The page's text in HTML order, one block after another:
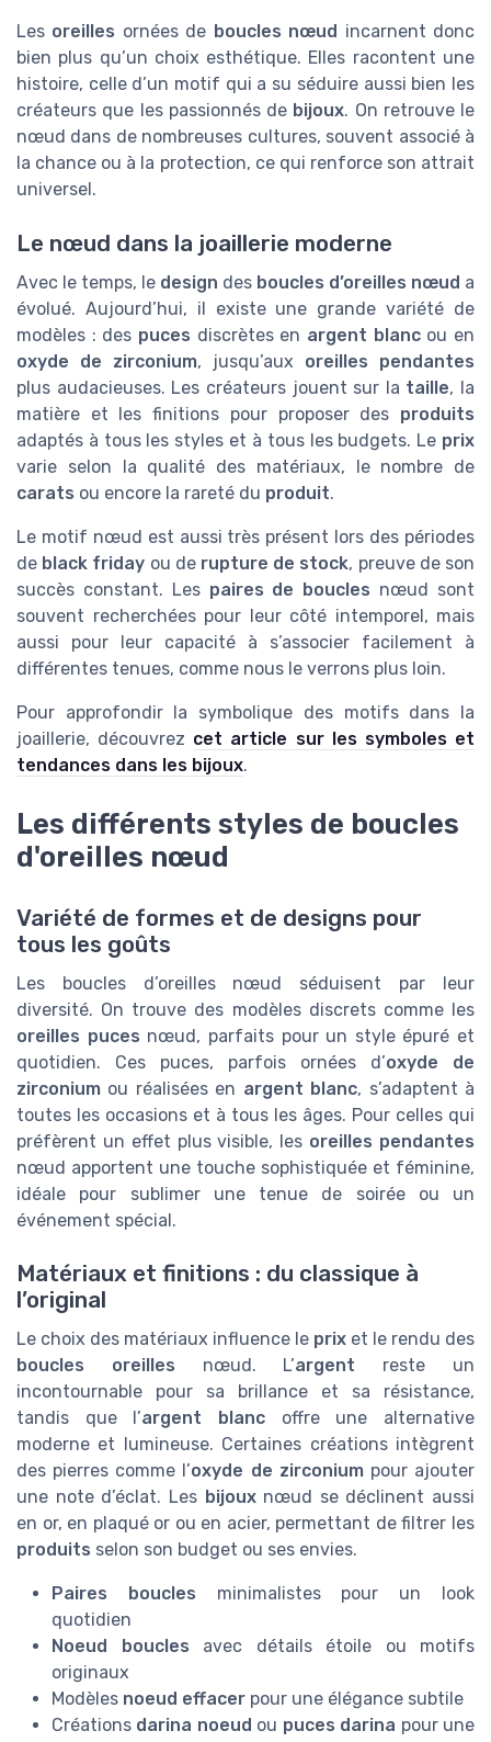
Les oreilles ornées de boucles nœud incarnent donc
bien plus qu’un choix esthétique. Elles racontent une
histoire, celle d’un motif qui a su séduire aussi bien les
créateurs que les passionnés de bijoux. On retrouve le
nœud dans de nombreuses cultures, souvent associé à
la chance ou à la protection, ce qui renforce son attrait
universel.
Le nœud dans la joaillerie moderne
Avec le temps, le design des boucles d’oreilles nœud a
évolué. Aujourd’hui, il existe une grande variété de
modèles : des puces discrètes en argent blancou en
oxyde de zirconium, jusqu’aux oreilles pendantes
plus audacieuses. Les créateurs jouent sur la taille, la
matière et les finitions pour proposer des produits
adaptés à tous les styles et à tous les budgets. Le prix
varie selon la qualité des matériaux, le nombre de
carats ou encore la rareté du produit.
Le motif nœud est aussi très présent lors des périodes
de black friday ou de rupture de stock, preuve de son
succès constant. Les paires de boucles nœud sont
souvent recherchées pour leur côté intemporel, mais
aussi pour leur capacité à s’associer facilement à
différentes tenues, comme nous le verrons plus loin.
Pour approfondir la symbolique des motifs dans la
joaillerie, découvrez cet article sur les symboles et
tendances dans les bijoux.
Les différents styles de boucles
d'oreilles nœud
Variété de formes et de designs pour
tous les goûts
Les boucles d’oreilles nœud séduisent par leur
diversité. On trouve des modèles discrets comme les
oreilles puces nœud, parfaits pour un style épuré et
quotidien. Ces puces, parfois ornées d’oxyde de
zirconium ou réalisées en argent blanc, s’adaptent à
toutes les occasions et à tous les âges. Pour celles qui
préfèrent un effet plus visible, les oreilles pendantes
nœud apportent une touche sophistiquée et féminine,
idéale pour sublimer une tenue de soirée ou un
événement spécial.
Matériaux et finitions : du classique à
l’original
Le choix des matériaux influence le prix et le rendu des
boucles oreilles nœud. L’argent reste un
incontournable pour sa brillance et sa résistance,
tandis que l’argent blanc offre une alternative
moderne et lumineuse. Certaines créations intègrent
des pierres comme l’oxyde de zirconiumpour ajouter
une note d’éclat. Les bijouxnœud se déclinent aussi
en or, en plaqué or ou en acier, permettant de filtrer les
produits selon son budget ou ses envies.
Paires boucles minimalistes pour un look
quotidien
Noeud boucles avec détails étoile ou motifs
originaux
Modèles noeud effacer pour une élégance subtile
Créations darina noeud ou puces darina pour une